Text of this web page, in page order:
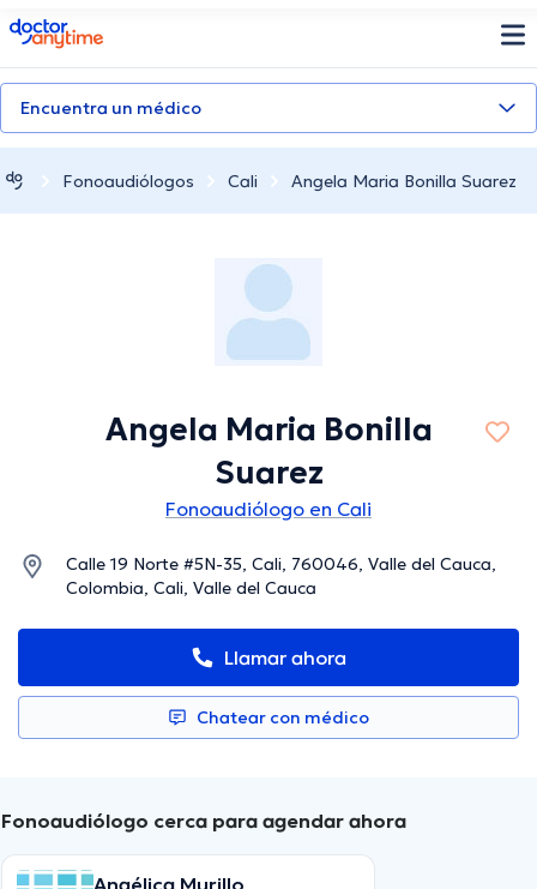
doctoranytime
Encuentra un médico
Fonoaudiólogos Cali Angela Maria Bonilla Suarez
Angela Maria Bonilla
Suarez
Fonoaudiólogo en Cali
Calle 19 Norte #5N-35, Cali, 760046, Valle del Cauca,
Colombia, Cali, Valle del Cauca
Llamar ahora
Chatear con médico
Fonoaudiólogo cerca para agendar ahora